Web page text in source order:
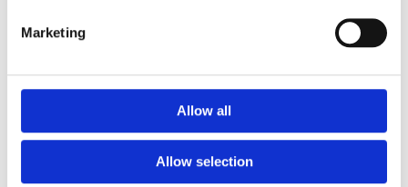
Marketing
Allow all
Allow selection
2-year limited warranty for bearings of moving
1-year limited warranty for indoor upholstery
(Synthetic leather).
Tillbehör